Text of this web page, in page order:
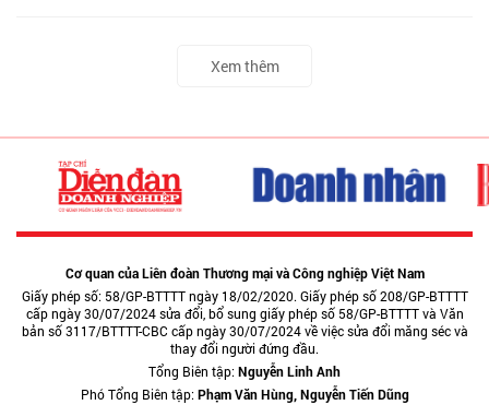
Xem thêm
Cơ quan của Liên đoàn Thương mại và Công nghiệp Việt Nam
Giấy phép số: 58/GP-BTTTT ngày 18/02/2020. Giấy phép số 208/GP-BTTTT
cấp ngày 30/07/2024 sửa đổi, bổ sung giấy phép số 58/GP-BTTTT và Văn
bản số 3117/BTTTT-CBC cấp ngày 30/07/2024 về việc sửa đổi măng séc và
thay đổi người đứng đầu.
Tổng Biên tập:Nguyễn Linh Anh
Phó Tổng Biên tập:Phạm Văn Hùng, Nguyễn Tiến Dũng